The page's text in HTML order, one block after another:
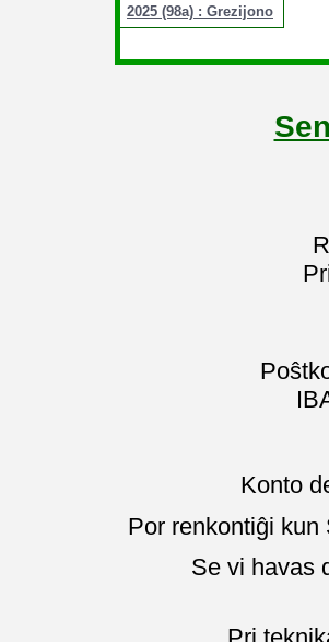
2025 (98a) : Grezijono
Konto
Por renkontiĝi
Se vi havas